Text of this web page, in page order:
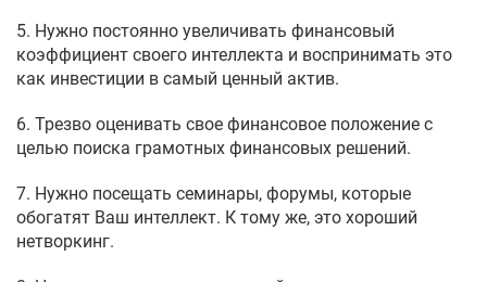
5. Нужно постоянно увеличивать финансовый
коэффициент своего интеллекта и воспринимать это
как инвестиции в самый ценный актив.
6. Трезво оценивать свое финансовое положение с
целью поиска грамотных финансовых решений.
7. Нужно посещать семинары, форумы, которые
обогатят Ваш интеллект. К тому же, это хороший
нетворкинг.